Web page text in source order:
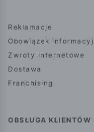
Reklamacje
Obowiązek
Zwroty internetowe
Dostawa
Franchising
OBSŁUGA KLIENTÓW